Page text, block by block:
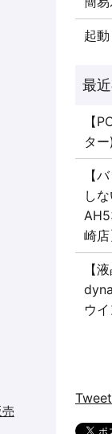
起
【
タ
【
し
崎店
【
ウ